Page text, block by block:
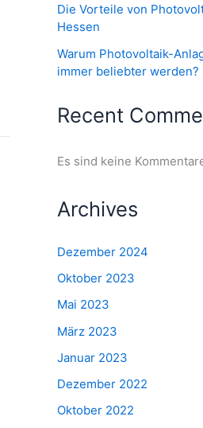
Die Vorteile von
Hessen
Warum Photovoltaik-
immer beliebter werden?
Recent
Es sind keine
Archives
Dezember 2024
Oktober 2023
Mai 2023
März 2023
Januar 2023
Dezember 2022
Oktober 2022